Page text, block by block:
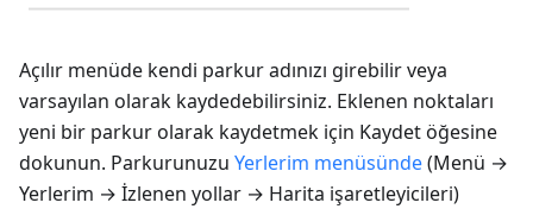
Açılır menüde kendi parkur adınızı girebilir veya
varsayılan olarak kaydedebilirsiniz. Eklenen noktaları
yeni bir parkur olarak kaydetmek için Kaydetöğesine
dokunun. Parkurunuzu Yerlerim menüsünde(Menü →
Yerlerim → İzlenen yollar → Harita işaretleyicileri)